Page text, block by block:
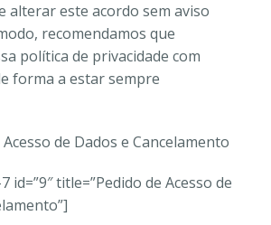
alterar este acordo sem aviso
recomendamos que
política de privacidade com
forma a estar sempre
Acesso de Dados e Cancelamento
title=”Pedido de Acesso de